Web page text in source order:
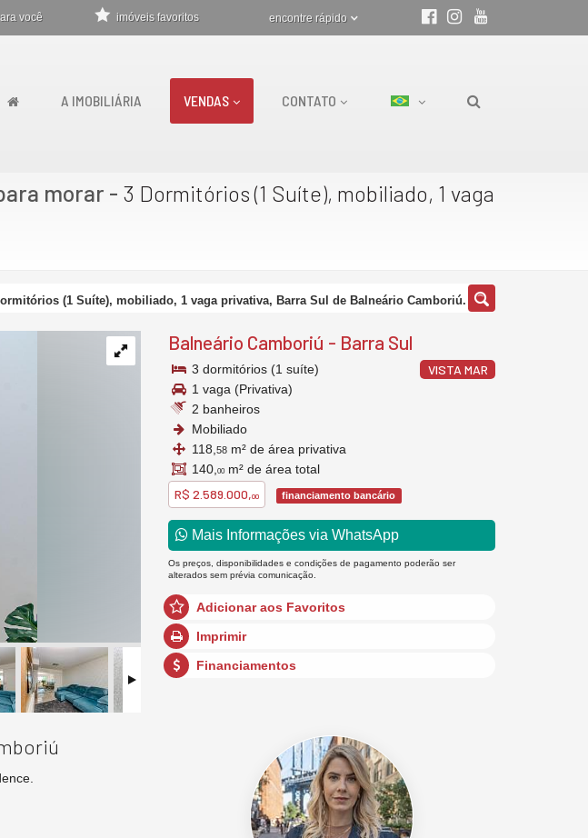
você encontre rápido
imóveis favoritos
A IMOBILIÁRIA VENDAS CONTATO
morar - 3 Dormitórios (1 Suíte), mobiliado, 1 vaga
(1 Suíte), mobiliado, 1 vaga privativa, Barra Sul de Balneário Camboriú.
Balneário Camboriú - Barra Sul
VISTA MAR
3 dormitórios (1 suíte)
1 vaga (Privativa)
2 banheiros
Mobiliado
118, 58 m² de área privativa
140, 00 m² de área total
R$ 2.589.000,00 financiamento bancário
Mais Informações via WhatsApp
Os preços, disponibilidades e condições de pagamento poderão ser
alterados sem prévia comunicação.
Adicionar aos Favoritos
Imprimir
Financiamentos